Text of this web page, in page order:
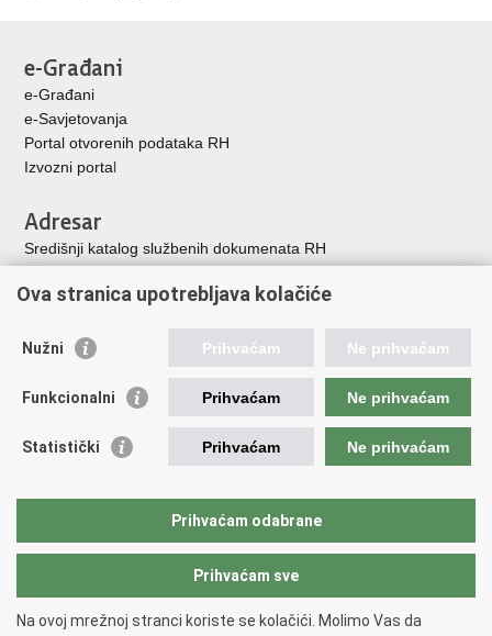
Facebooku
X-
e-Građani
e-Građani
e-Savjetovanja
Portal otvorenih podataka RH
Izvozni portal
Adresar
Središnji katalog službenih dokumenata RH
Adresar političkih stranaka u RH
Vlada Republike Hrvatske
Memorijalni centar Domovinskog rata Vukovar
Zaklada hrvatskih branitelja iz Domovinskog rata
Pučki pravobranitelj
Povjerenik za informiranje
Ova stranica upotrebljava kolačiće
Nužni Prihvaćam Ne prihvaćam
Funkcionalni Prihvaćam Ne prihvaćam
Statistički Prihvaćam Ne prihvaćam
Prihvaćam odabrane
Prihvaćam sve
Na ovoj mrežnoj stranci koriste se kolačići. Molimo Vas da